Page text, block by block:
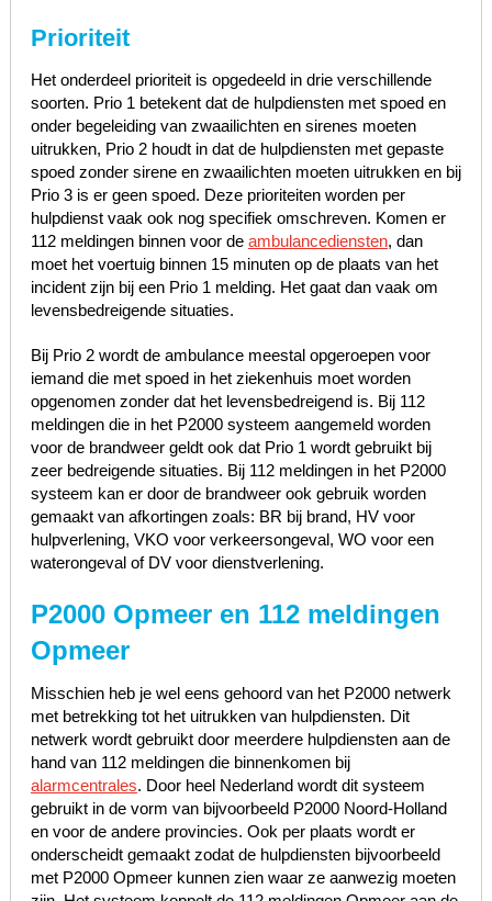
Prioriteit
Het onderdeel prioriteit is opgedeeld in drie verschillende
soorten. Prio 1 betekent dat de hulpdiensten met spoed en
onder begeleiding van zwaailichten en sirenes moeten
uitrukken, Prio 2 houdt in dat de hulpdiensten met gepaste
spoed zonder sirene en zwaailichten moeten uitrukken en bij
Prio 3 is er geen spoed. Deze prioriteiten worden per
hulpdienst vaak ook nog specifiek omschreven. Komen er
112 meldingen binnen voor de ambulancediensten, dan
moet het voertuig binnen 15 minuten op de plaats van het
incident zijn bij een Prio 1 melding. Het gaat dan vaak om
levensbedreigende situaties.
Bij Prio 2 wordt de ambulance meestal opgeroepen voor
iemand die met spoed in het ziekenhuis moet worden
opgenomen zonder dat het levensbedreigend is. Bij 112
meldingen die in het P2000 systeem aangemeld worden
voor de brandweer geldt ook dat Prio 1 wordt gebruikt bij
zeer bedreigende situaties. Bij 112 meldingen in het P2000
systeem kan er door de brandweer ook gebruik worden
gemaakt van afkortingen zoals: BR bij brand, HV voor
hulpverlening, VKO voor verkeersongeval, WO voor een
waterongeval of DV voor dienstverlening.
P2000 Opmeer en 112 meldingen
Opmeer
Misschien heb je wel eens gehoord van het P2000 netwerk
met betrekking tot het uitrukken van hulpdiensten. Dit
netwerk wordt gebruikt door meerdere hulpdiensten aan de
hand van 112 meldingen die binnenkomen bij
alarmcentrales. Door heel Nederland wordt dit systeem
gebruikt in de vorm van bijvoorbeeld P2000 Noord-Holland
en voor de andere provincies. Ook per plaats wordt er
onderscheidt gemaakt zodat de hulpdiensten bijvoorbeeld
met P2000 Opmeer kunnen zien waar ze aanwezig moeten